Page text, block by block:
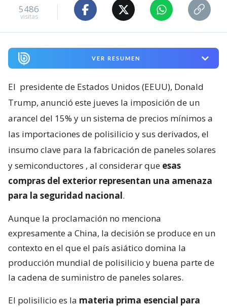
5486
visitas
VER RESUMEN
El presidente de Estados Unidos (EEUU), Donald
Trump, anunció este jueves la imposición de un
arancel del 15% y un sistema de precios mínimos a
las importaciones de polisilicio y sus derivados, el
insumo clave para la fabricación de paneles solares
y semiconductores , al considerar que esas
compras del exterior representan una amenaza
para la seguridad nacional.
Aunque la proclamación no menciona
expresamente a China, la decisión se produce en un
contexto en el que el país asiático domina la
producción mundial de polisilicio y buena parte de
la cadena de suministro de paneles solares.
El polisilicio es la materia prima esencial para